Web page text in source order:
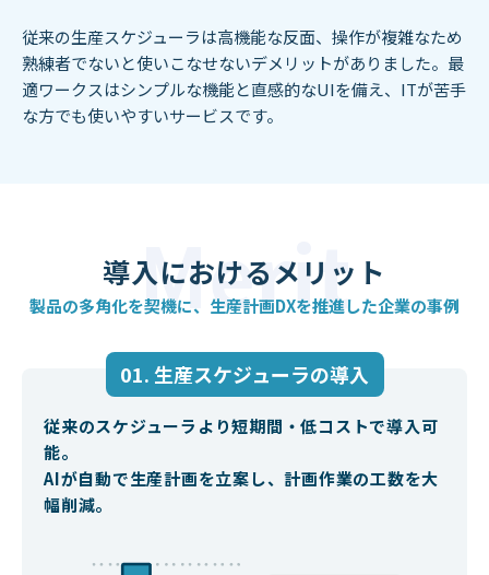
従来の生産スケジューラは高機能な反面、操作が複雑なため
熟練者でないと使いこなせないデメリットがありました。最
適ワークスはシンプルな機能と直感的なUIを備え、ITが苦手
な方でも使いやすいサービスです。
導入におけるメリット
製品の多角化を契機に、 生産計画DXを推進した企業の事例
01. 生産スケジューラの導入
従来のスケジューラより短期間・低コストで導入可
能。
AIが自動で生産計画を立案し、計画作業の工数を大
幅削減。